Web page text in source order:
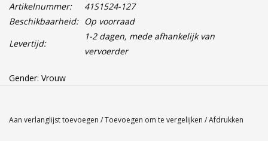
Artikelnummer:
41S1524-127
Beschikbaarheid: Op voorraad
Levertijd:
1-2 dagen, mede afhankelijk van
vervoerder
Gender: Vrouw
Aan verlanglijst toevoegen /Toevoegen om te vergelijken /Afdrukken